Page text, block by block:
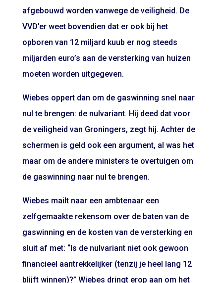
afgebouwd worden vanwege de veiligheid. De
VVD’er weet bovendien dat er ook bij het
opboren van 12 miljard kuub er nog steeds
miljarden euro’s aan de versterking van huizen
moeten worden uitgegeven.
Wiebes oppert dan om de gaswinning snel naar
nul te brengen: de nulvariant. Hij deed dat voor
de veiligheid van Groningers, zegt hij. Achter de
schermen is geld ook een argument, al was het
maar om de andere ministers te overtuigen om
de gaswinning naar nul te brengen.
Wiebes mailt naar een ambtenaar een
zelfgemaakte rekensom over de baten van de
gaswinning en de kosten van de versterking en
sluit af met: “Is de nulvariant niet ook gewoon
financieel aantrekkelijker (tenzij je heel lang 12
blijft winnen)?” Wiebes dringt erop aan om het